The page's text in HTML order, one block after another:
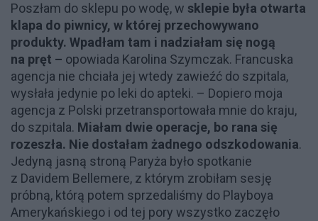
Poszłam do sklepu po wodę, w sklepie była otwarta
klapa do piwnicy, w której przechowywano
produkty. Wpadłam tam i nadziałam się nogą
na pręt – opowiada Karolina Szymczak. Francuska
agencja nie chciała jej wtedy zawieźć do szpitala,
wysłała jedynie po leki do apteki. – Dopiero moja
agencja z Polski przetransportowała mnie do kraju,
do szpitala. Miałam dwie operacje, bo rana się
rozeszła. Nie dostałam żadnego odszkodowania.
Jedyną jasną stroną Paryża było spotkanie
z Davidem Bellemere, z którym zrobiłam sesję
próbną, którą potem sprzedaliśmy do Playboya
Amerykańskiego i od tej pory wszystko zaczęło